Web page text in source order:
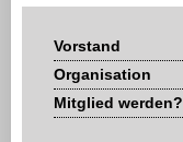
Vorstand
Organisation
Mitglied werden?